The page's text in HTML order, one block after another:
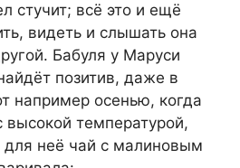
стучит; всё это и ещё
видеть и слышать она
Бабуля у Маруси
позитив, даже в
например осенью, когда
температурой,
для неё чай с малиновым